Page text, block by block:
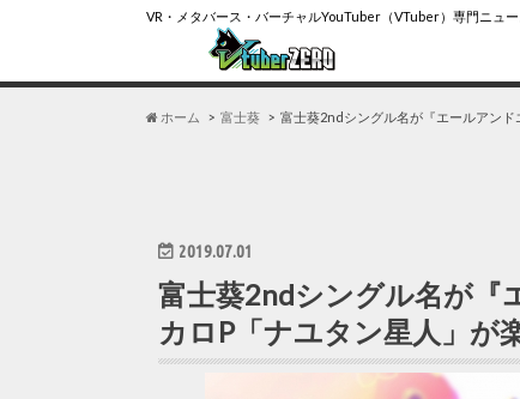
VR・メタバース・バーチャルYouTuber（VTuber）専門ニュー
ホーム 富士葵 富士葵2ndシングル名が『エールアン
2019.07.01
富士葵2ndシングル名が
カロP「ナユタン星人」が